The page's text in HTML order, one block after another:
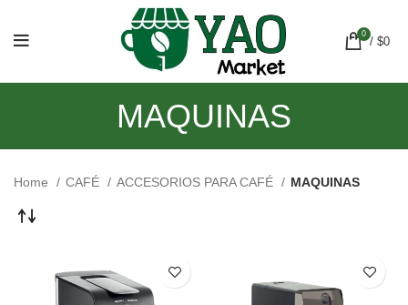
0
/ $0
MAQUINAS
Home CAFÉ ACCESORIOS PARA CAFÉ MAQUINAS